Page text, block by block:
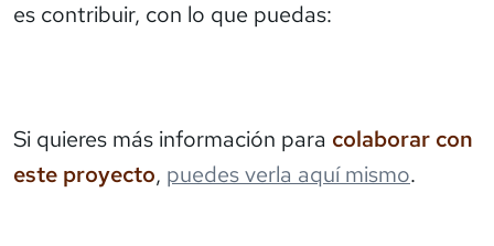
es contribuir, con lo que puedas:
Si quieres más información para colaborar con
este proyecto, puedes verla aquí mismo.